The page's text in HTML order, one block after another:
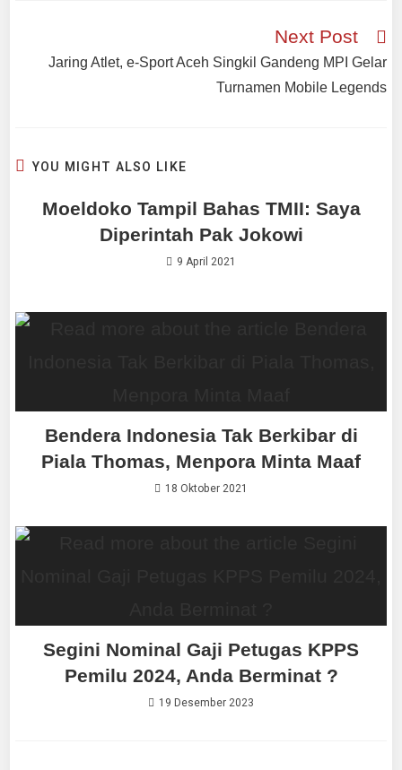
Next Post
Jaring Atlet, e-Sport Aceh Singkil Gandeng MPI Gelar
Turnamen Mobile Legends
YOU MIGHT ALSO LIKE
Moeldoko Tampil Bahas TMII: Saya
Diperintah Pak Jokowi
9 April 2021
Bendera Indonesia Tak Berkibar di
Piala Thomas, Menpora Minta Maaf
18 Oktober 2021
Segini Nominal Gaji Petugas KPPS
Pemilu 2024, Anda Berminat ?
19 Desember 2023